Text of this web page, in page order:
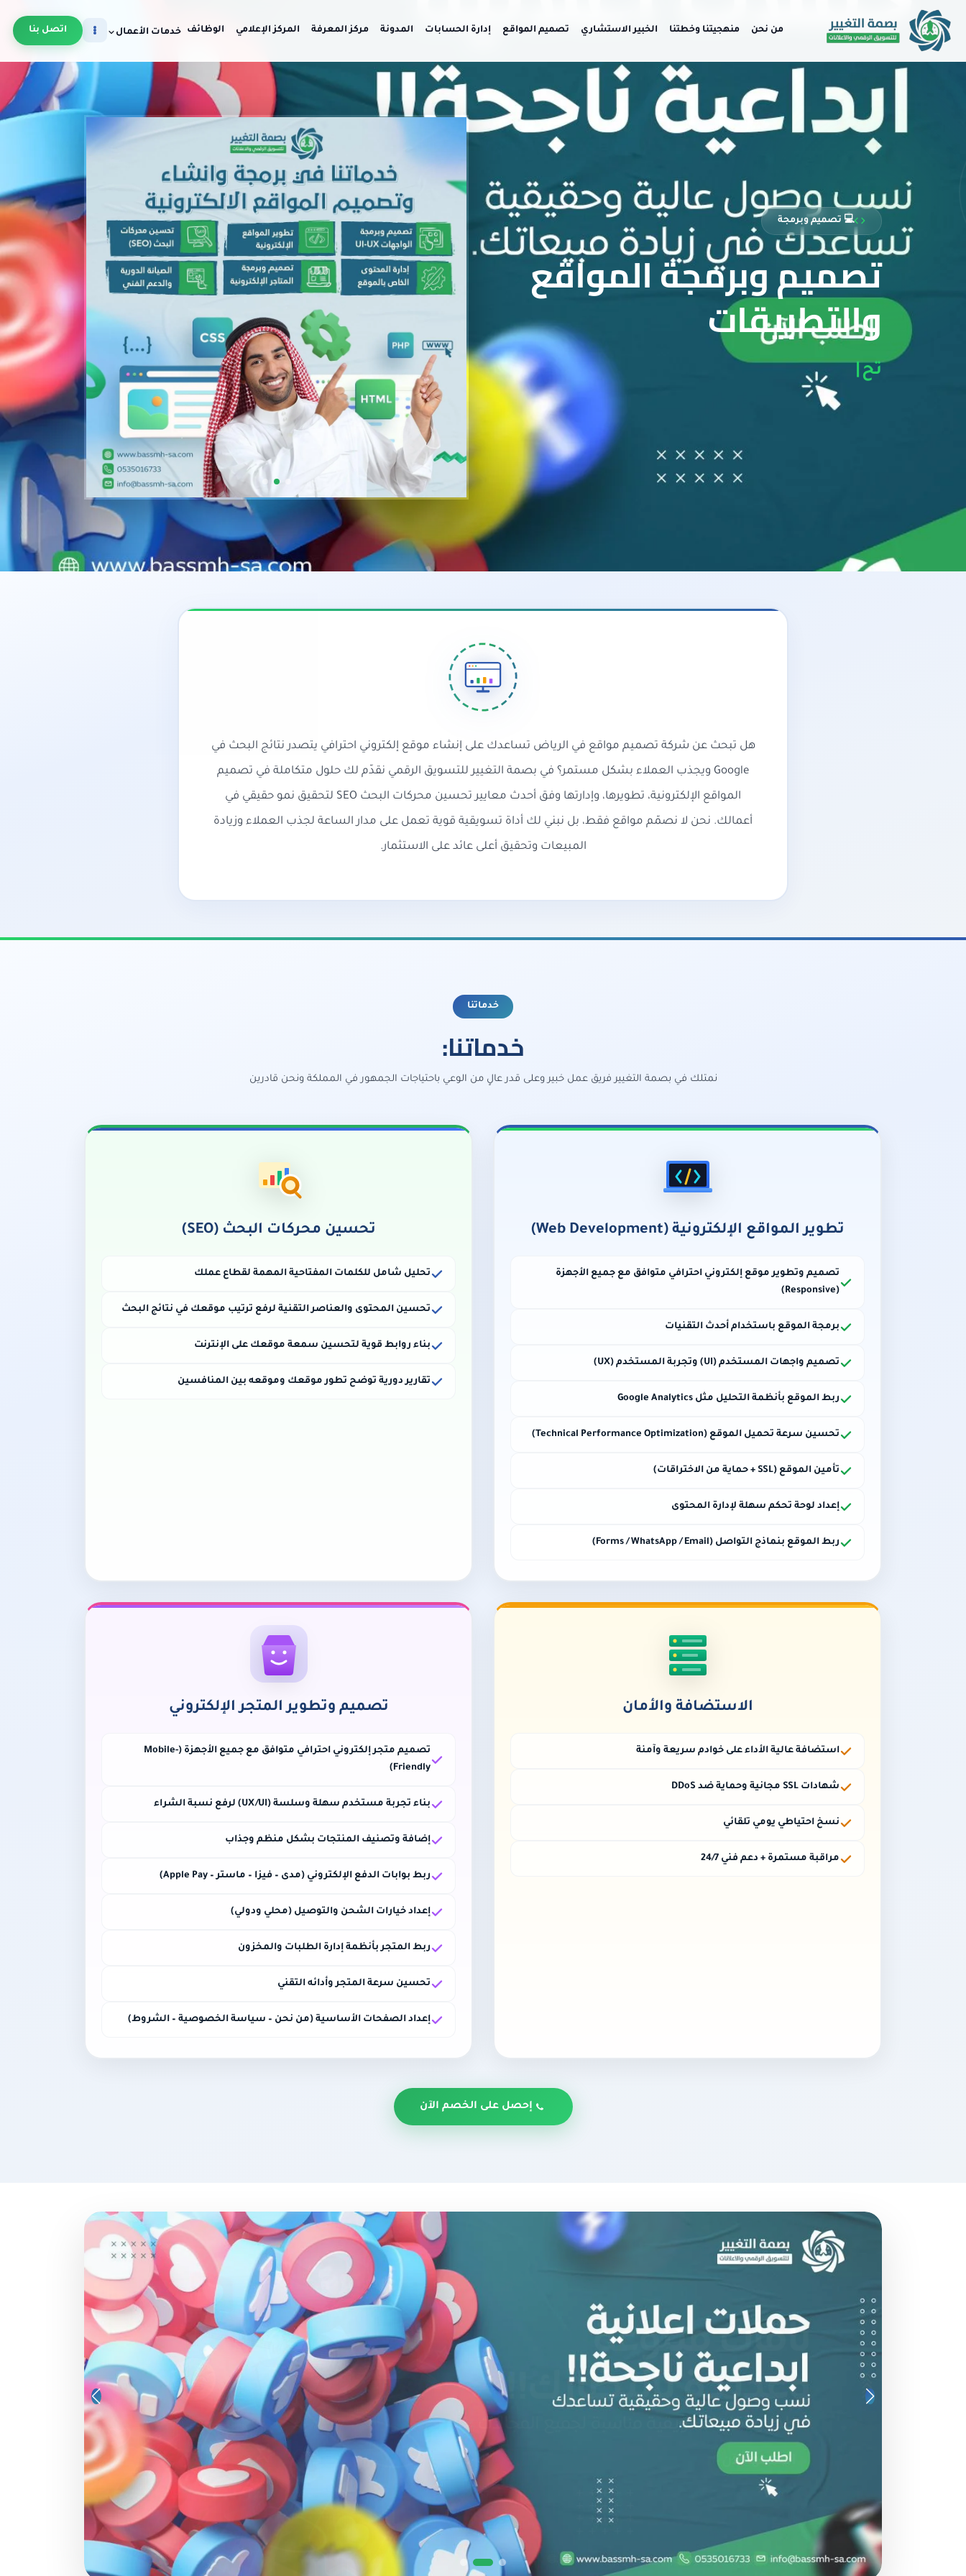
من نحن منهجيتنا وخطتنا الخبير الاستشاري تصميم المواقع إدارة الحسابات المدونة مركز المعرفة المركز الإعلامي الوظائف خدمات الأعمال اتصل بنا
💻 تصميم وبرمجة
تصميم وبرمجة المواقع
والتطبيقات
تحسين محركات البحث SEO
هل تبحث عن شركة تصميم مواقع في الرياض تساعدك على إنشاء موقع إلكتروني احترافي يتصدر نتائج البحث في
Google ويجذب العملاء بشكل مستمر؟ في بصمة التغيير للتسويق الرقمي نقدّم لك حلول متكاملة في تصميم
المواقع الإلكترونية، تطويرها، وإدارتها وفق أحدث معايير تحسين محركات البحث SEO لتحقيق نمو حقيقي في
أعمالك. نحن لا نصمّم مواقع فقط، بل نبني لك أداة تسويقية قوية تعمل على مدار الساعة لجذب العملاء وزيادة
المبيعات وتحقيق أعلى عائد على الاستثمار.
خدماتنا
خدماتنا:
نمتلك في بصمة التغيير فريق عمل خبير وعلى قدر عالٍ من الوعي باحتياجات الجمهور في المملكة ونحن قادرين
تطوير المواقع الإلكترونية (Web Development)
تصميم وتطوير موقع إلكتروني احترافي متوافق مع جميع الأجهزة
(Responsive)
برمجة الموقع باستخدام أحدث التقنيات
تصميم واجهات المستخدم (UI) وتجربة المستخدم (UX)
ربط الموقع بأنظمة التحليل مثل Google Analytics
تحسين سرعة تحميل الموقع (Technical Performance Optimization)
تأمين الموقع (SSL + حماية من الاختراقات)
إعداد لوحة تحكم سهلة لإدارة المحتوى
ربط الموقع بنماذج التواصل (Forms / WhatsApp / Email)
تحسين محركات البحث (SEO)
تحليل شامل للكلمات المفتاحية المهمة لقطاع عملك
تحسين المحتوى والعناصر التقنية لرفع ترتيب موقعك في نتائج البحث
بناء روابط قوية لتحسين سمعة موقعك على الإنترنت
تقارير دورية توضح تطور موقعك وموقعه بين المنافسين
الاستضافة والأمان
استضافة عالية الأداء على خوادم سريعة وآمنة
شهادات SSL مجانية وحماية ضد DDoS
نسخ احتياطي يومي تلقائي
مراقبة مستمرة + دعم فني 24/7
تصميم وتطوير المتجر الإلكتروني
تصميم متجر إلكتروني احترافي متوافق مع جميع الأجهزة (Mobile-
Friendly)
بناء تجربة مستخدم سهلة وسلسة (UX/UI) لرفع نسبة الشراء
إضافة وتصنيف المنتجات بشكل منظم وجذاب
ربط بوابات الدفع الإلكتروني (مدى – فيزا – ماستر – Apple Pay)
إعداد خيارات الشحن والتوصيل (محلي ودولي)
ربط المتجر بأنظمة إدارة الطلبات والمخزون
تحسين سرعة المتجر وأدائه التقني
إعداد الصفحات الأساسية (من نحن – سياسة الخصوصية – الشروط)
إحصل على الخصم الآن